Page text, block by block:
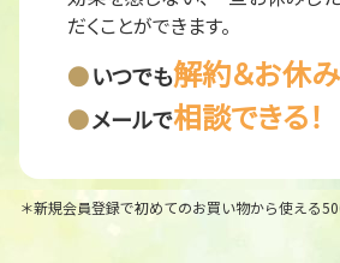
だくことができます。
いつでも解約＆お休
メールで相談できる！
＊新規会員登録で初めてのお買い物から使える